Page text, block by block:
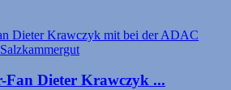
Fan Dieter Krawczyk ...